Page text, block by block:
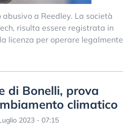
a Reedley. La società
risulta essere registrata in
licenza per operare legalmente
di Bonelli, prova
climatico
2023 - 07:15